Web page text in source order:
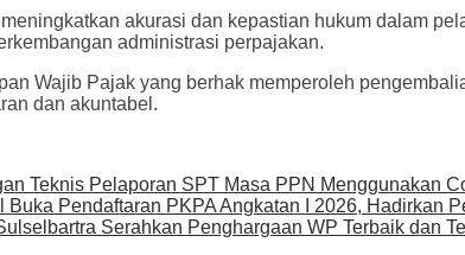
akurasi dan kepastian hukum dalam
administrasi perpajakan.
Wajib Pajak yang berhak memperoleh
dan akuntabel.
Teknis Pelaporan SPT Masa PPN Menggunakan
Pendaftaran PKPA Angkatan I 2026, Hadirkan
Serahkan Penghargaan WP Terbaik dan